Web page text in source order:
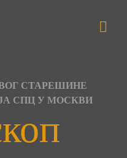
СТАРЕШИНЕ
СПЦ У МОСКВИ